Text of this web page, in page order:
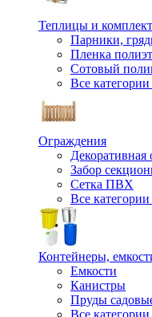
Теплицы и
Парники,
Пленка
Сотовый
Все
Ограждения
Декоративная
Забор
Сетка ПВХ
Все
Контейнеры,
Емкости
Канистры
Пруды
Все